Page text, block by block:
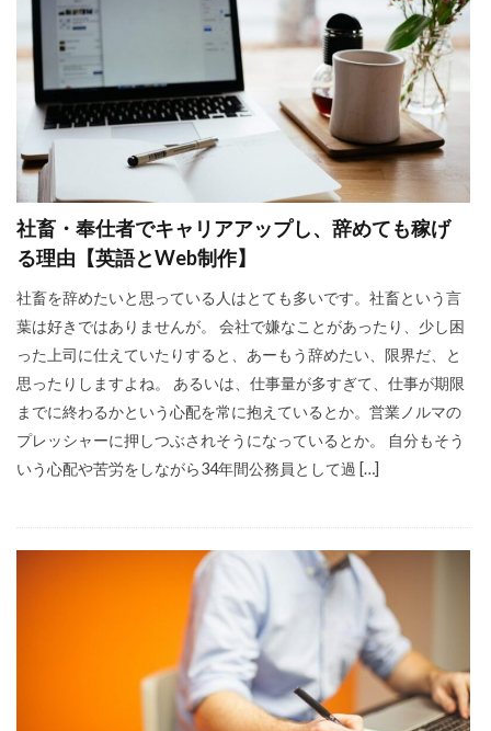
社畜・奉仕者でキャリアアップし、辞めても稼げ
る理由【英語とWeb制作】
社畜を辞めたいと思っている人はとても多いです。社畜という言
葉は好きではありませんが。 会社で嫌なことがあったり、少し困
った上司に仕えていたりすると、あーもう辞めたい、限界だ、と
思ったりしますよね。 あるいは、仕事量が多すぎて、仕事が期限
までに終わるかという心配を常に抱えているとか。営業ノルマの
プレッシャーに押しつぶされそうになっているとか。 自分もそう
いう心配や苦労をしながら34年間公務員として過 […]
米丸剛
Web制作 辞めたい
起業
失敗
集客コンサル
Web
英語
キャリアアップ
コンテンツ作成
モチベーション
SEO
コーチング
商品作り
プラス思考
ビジュアリゼーション
SNSマーケティング
ブログ
仕事辞めたい
方法
ポジティブ
イメージング
必要
webマーケター
転職
コツ 強み スタバ
情報
ブロガー
まなびん 学習方法
得意
集客法
ノウハウコレクター
個人
ノーストレス
年収
稼げる
感謝される仕事
クライアント
AIDCAS
種類 コミット
挑戦